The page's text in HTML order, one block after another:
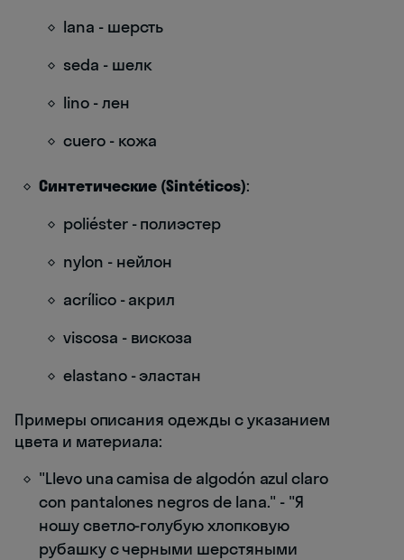
lana - шерсть
seda - шелк
lino - лен
cuero - кожа
Синтетические (Sintéticos):
poliéster - полиэстер
nylon - нейлон
acrílico - акрил
viscosa - вискоза
elastano - эластан
Примеры описания одежды с указанием
цвета и материала:
"Llevo una camisa de algodón azul claro
con pantalones negros de lana." - "Я
ношу светло-голубую хлопковую
рубашку с черными шерстяными